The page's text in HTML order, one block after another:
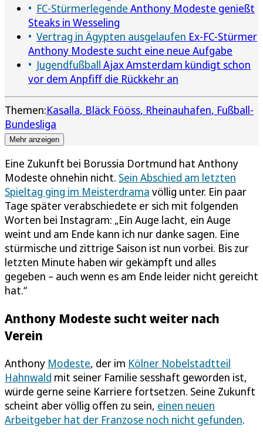
FC-Stürmerlegende Anthony Modeste genießt
Steaks in Wesseling
Vertrag in Ägypten ausgelaufen Ex-FC-Stürmer
Anthony Modeste sucht eine neue Aufgabe
Jugendfußball Ajax Amsterdam kündigt schon
vor dem Anpfiff die Rückkehr an
Themen:Kasalla Bläck Fööss Rheinauhafen Fußball-
Bundesliga
Mehr anzeigen
Eine Zukunft bei Borussia Dortmund hat Anthony
Modeste ohnehin nicht. Sein Abschied am letzten
Spieltag ging im Meisterdrama völlig unter. Ein paar
Tage später verabschiedete er sich mit folgenden
Worten bei Instagram: „Ein Auge lacht, ein Auge
weint und am Ende kann ich nur danke sagen. Eine
stürmische und zittrige Saison ist nun vorbei. Bis zur
letzten Minute haben wir gekämpft und alles
gegeben – auch wenn es am Ende leider nicht gereicht
hat.“
Anthony Modeste sucht weiter nach
Verein
Anthony Modeste, der im Kölner Nobelstadtteil
Hahnwald mit seiner Familie sesshaft geworden ist,
würde gerne seine Karriere fortsetzen. Seine Zukunft
scheint aber völlig offen zu sein, einen neuen
Arbeitgeber hat der Franzose noch nicht gefunden.